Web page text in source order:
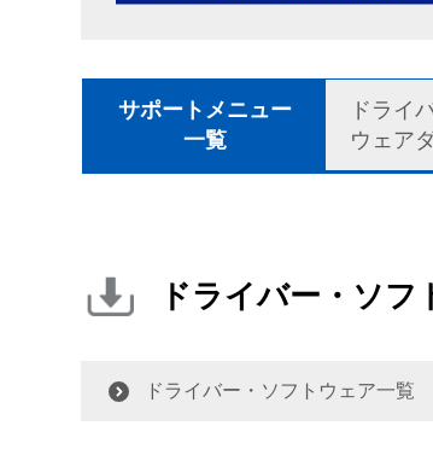
サポートメニュー
一覧
ドライ
ウェア
ドライバー・ソ
ドライバー・ソフトウェア一覧